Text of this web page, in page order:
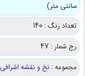
سانتی متر)
تعداد رنگ : 140
رج شمار : 47
مجموعه : نخ و نقشه